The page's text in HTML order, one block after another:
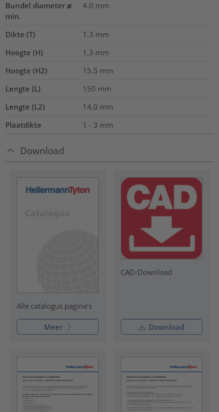
Bundel diameter ⌀
min.
4.0 mm
Dikte (T) 1.3 mm
Hoogte (H)
1.3 mm
Hoogte (H2)
15.5 mm
Lengte (L)
150 mm
Lengte (L2)
14.0 mm
Plaatdikte
1 - 3 mm
Download
Alle catalogus pagina’s
Meer
CAD-Download
Download